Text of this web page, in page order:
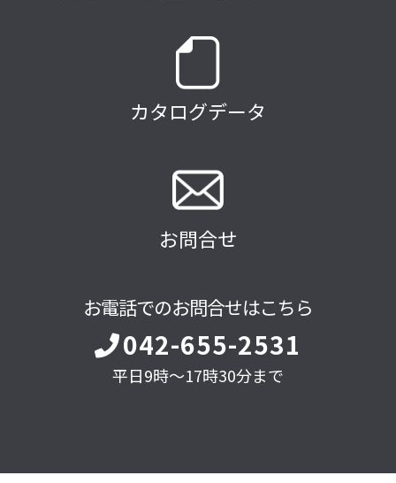
カタログデータ
お問合せ
お電話でのお問合せはこちら
042-655-2531
平日9時～17時30分まで